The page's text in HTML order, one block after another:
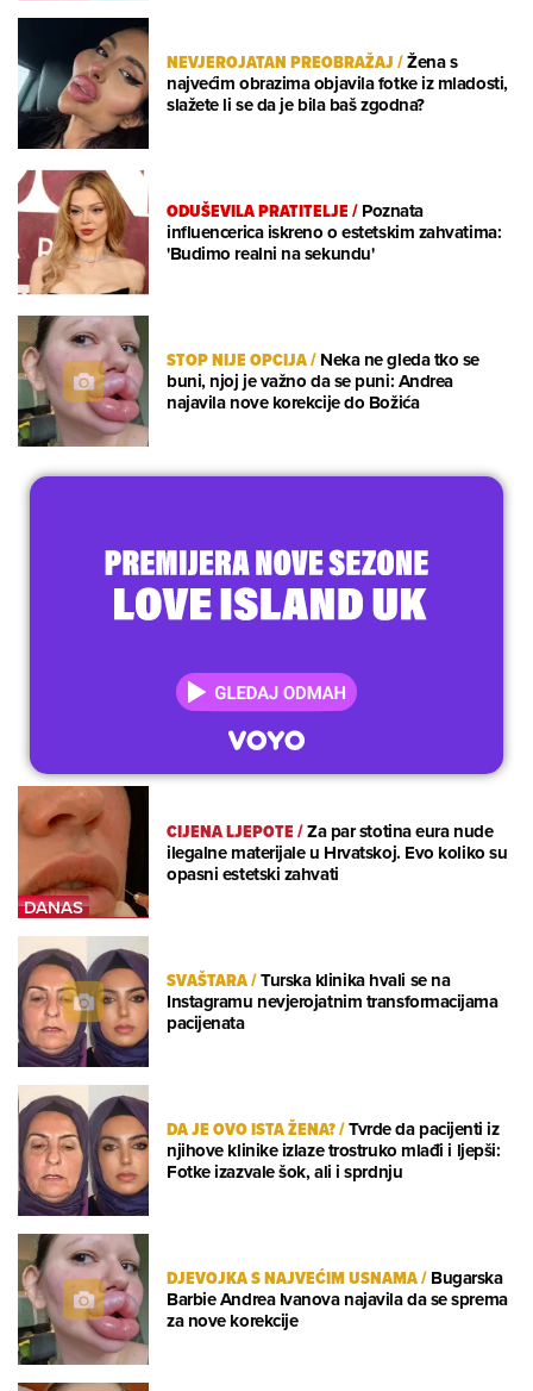
NEVJEROJATAN PREOBRAŽAJ/Žena s
najvećim obrazima objavila fotke iz mladosti,
slažete li se da je bila baš zgodna?
ODUŠEVILA PRATITELJE/Poznata
influencerica iskreno o estetskim zahvatima:
'Budimo realni na sekundu'
STOP NIJE OPCIJA/Neka ne gleda tko se
buni, njoj je važno da se puni: Andrea
najavila nove korekcije do Božića
CIJENA LJEPOTE/Za par stotina eura nude
ilegalne materijale u Hrvatskoj. Evo koliko su
opasni estetski zahvati
SVAŠTARA/Turska klinika hvali se na
Instagramu nevjerojatnim transformacijama
pacijenata
DA JE OVO ISTA ŽENA?/Tvrde da pacijenti iz
njihove klinike izlaze trostruko mlađi i ljepši:
Fotke izazvale šok, ali i sprdnju
DJEVOJKA S NAJVEĆIM USNAMA/Bugarska
Barbie Andrea Ivanova najavila da se sprema
za nove korekcije